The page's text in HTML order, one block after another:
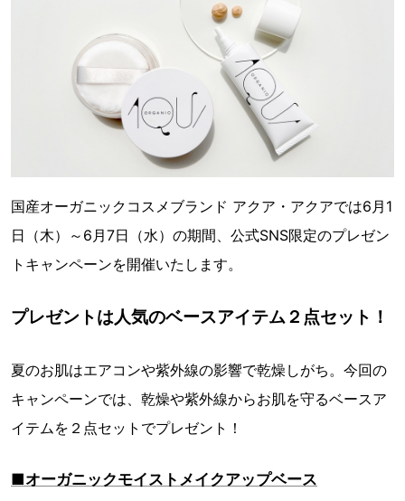
国産オーガニックコスメブランド アクア・アクアでは6月1
日（木）～6月7日（水）の期間、公式SNS限定のプレゼン
トキャンペーンを開催いたします。
プレゼントは人気のベースアイテム２点セット！
夏のお肌はエアコンや紫外線の影響で乾燥しがち。今回の
キャンペーンでは、乾燥や紫外線からお肌を守るベースア
イテムを２点セットでプレゼント！
■オーガニックモイストメイクアップベース